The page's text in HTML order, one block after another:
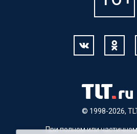
© 1998-2026,
При полном или